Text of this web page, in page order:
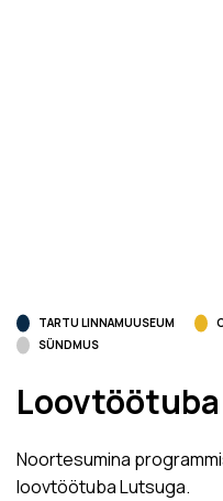
TARTU LINNAMUUSEUM
SÜNDMUS
Noortesumina
loovtöötuba Lutsuga.